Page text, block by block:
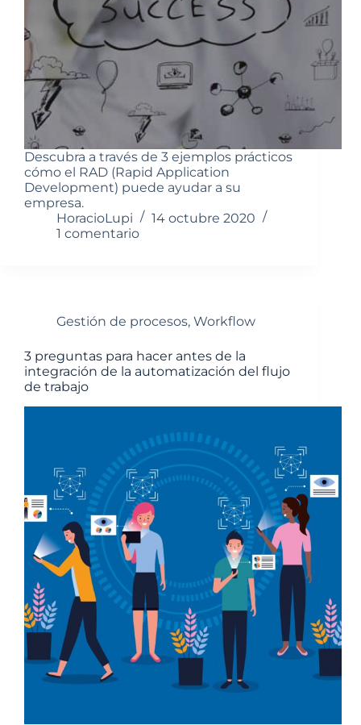
Descubra a través de 3 ejemplos prácticos
cómo el RAD (Rapid Application
Development) puede ayudar a su
empresa.
HoracioLupi
14 octubre 2020
1 comentario
Gestión de procesos, Workflow
3 preguntas para hacer antes de la
integración de la automatización del flujo
de trabajo